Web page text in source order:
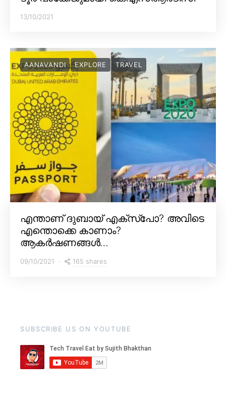
13/10/2021
AANAVANDI EXPLORE TRAVEL
എന്താണ് ദുബായ് എക്സ്പോ? അവിടെ
എന്തൊക്കെ കാണാം?
ആകർഷണങ്ങൾ…
09/10/2021 165 shares
SUBSCRIBE US ON YOUTUBE